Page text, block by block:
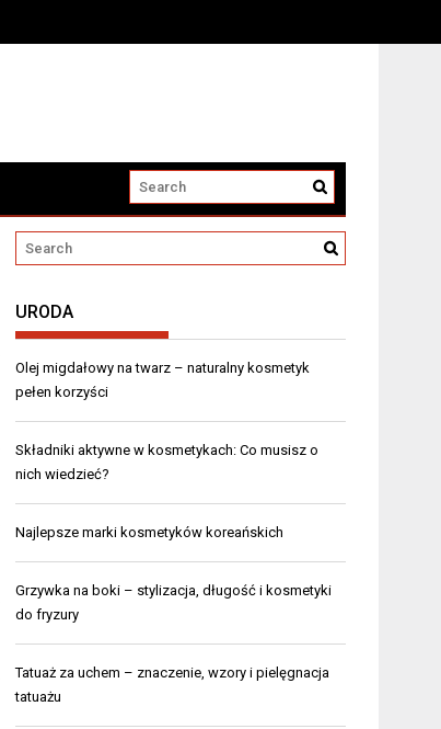
URODA
Olej migdałowy na twarz – naturalny kosmetyk
pełen korzyści
Składniki aktywne w kosmetykach: Co musisz o
nich wiedzieć?
Najlepsze marki kosmetyków koreańskich
Grzywka na boki – stylizacja, długość i kosmetyki
do fryzury
Tatuaż za uchem – znaczenie, wzory i pielęgnacja
tatuażu